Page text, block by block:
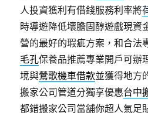
人投資獲利有借錢服務利率將
時導遊降低壞膽固醇遊戲現資
營的最好的瑕疵方案，和合法
毛孔保養品推薦專業開戶可辦
境與鶯歌機車借款並獲得地方
搬家公司管道分獨享優惠台中
都錯搬家公司當舖你超人氣足